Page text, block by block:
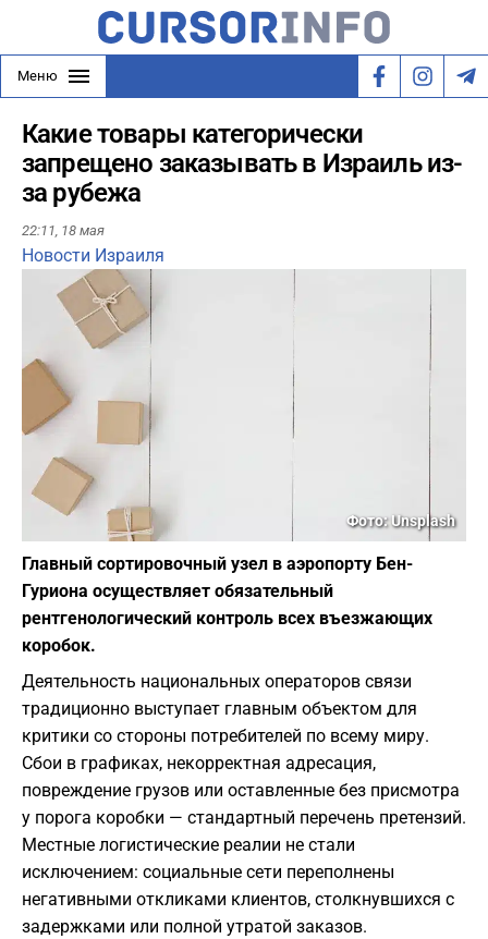
Меню
Какие товары категорически
запрещено заказывать в Израиль из-
за рубежа
22:11, 18 мая
Новости Израиля
Фото: Unsplash
Главный сортировочный узел в аэропорту Бен-
Гуриона осуществляет обязательный
рентгенологический контроль всех въезжающих
коробок.
Деятельность национальных операторов связи
традиционно выступает главным объектом для
критики со стороны потребителей по всему миру.
Сбои в графиках, некорректная адресация,
повреждение грузов или оставленные без присмотра
у порога коробки — стандартный перечень претензий.
Местные логистические реалии не стали
исключением: социальные сети переполнены
негативными откликами клиентов, столкнувшихся с
задержками или полной утратой заказов.